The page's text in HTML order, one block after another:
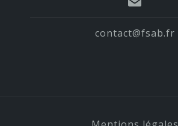
contact@fsab.fr